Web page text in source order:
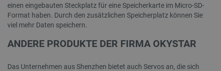
einen eingebauten Steckplatz für eine Speicherkarte im Micro-SD-
Format haben. Durch den zusätzlichen Speicherplatz können Sie
viel mehr Daten speichern.
ANDERE PRODUKTE DER FIRMA OKYSTAR
Das Unternehmen aus Shenzhen bietet auch Servos an, die sich